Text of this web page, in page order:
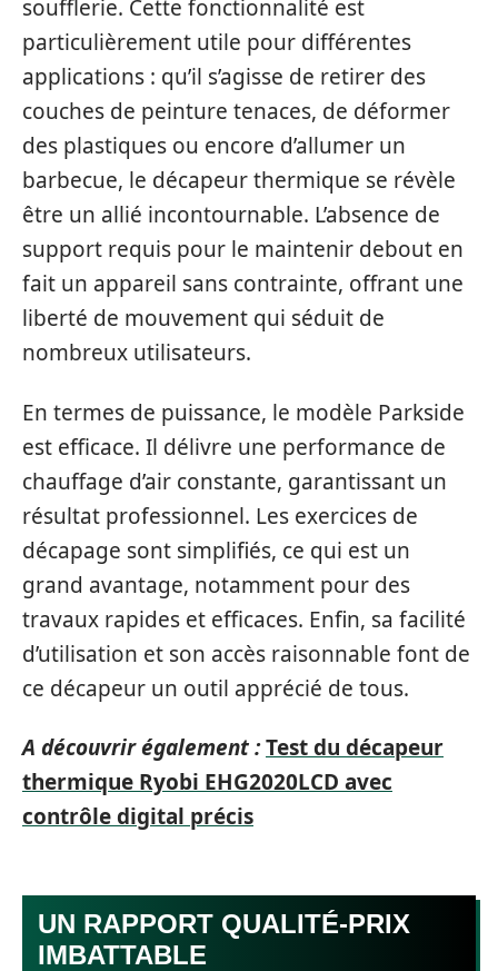
soufflerie. Cette fonctionnalité est
particulièrement utile pour différentes
applications : qu’il s’agisse de retirer des
couches de peinture tenaces, de déformer
des plastiques ou encore d’allumer un
barbecue, le décapeur thermique se révèle
être un allié incontournable. L’absence de
support requis pour le maintenir debout en
fait un appareil sans contrainte, offrant une
liberté de mouvement qui séduit de
nombreux utilisateurs.
En termes de puissance, le modèle Parkside
est efficace. Il délivre une performance de
chauffage d’air constante, garantissant un
résultat professionnel. Les exercices de
décapage sont simplifiés, ce qui est un
grand avantage, notamment pour des
travaux rapides et efficaces. Enfin, sa facilité
d’utilisation et son accès raisonnable font de
ce décapeur un outil apprécié de tous.
A découvrir également :Test du décapeur
thermique Ryobi EHG2020LCD avec
contrôle digital précis
UN RAPPORT QUALITÉ-PRIX
IMBATTABLE